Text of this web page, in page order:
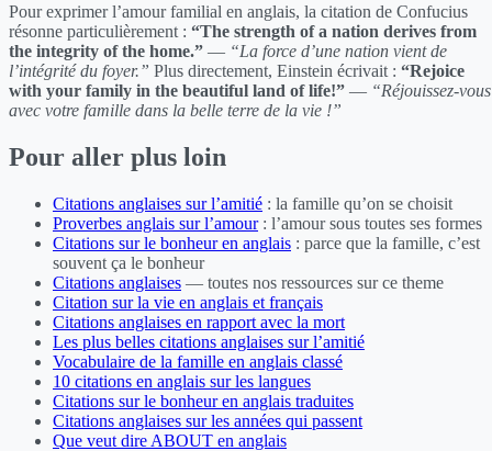
Pour exprimer l’amour familial en anglais, la citation de Confucius
résonne particulièrement : “The strength of a nation derives from
the integrity of the home.” — “La force d’une nation vient de
l’intégrité du foyer.” Plus directement, Einstein écrivait : “Rejoice
with your family in the beautiful land of life!” — “Réjouissez-vous
avec votre famille dans la belle terre de la vie !”
Pour aller plus loin
Citations anglaises sur l’amitié : la famille qu’on se choisit
Proverbes anglais sur l’amour: l’amour sous toutes ses formes
Citations sur le bonheur en anglais : parce que la famille, c’est
souvent ça le bonheur
Citations anglaises — toutes nos ressources sur ce theme
Citation sur la vie en anglais et français
Citations anglaises en rapport avec la mort
Les plus belles citations anglaises sur l’amitié
Vocabulaire de la famille en anglais classé
10 citations en anglais sur les langues
Citations sur le bonheur en anglais traduites
Citations anglaises sur les années qui passent
Que veut dire ABOUT en anglais